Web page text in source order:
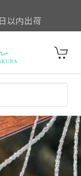
以内出荷